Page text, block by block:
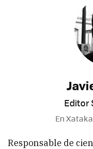
Editor
En
Responsable de